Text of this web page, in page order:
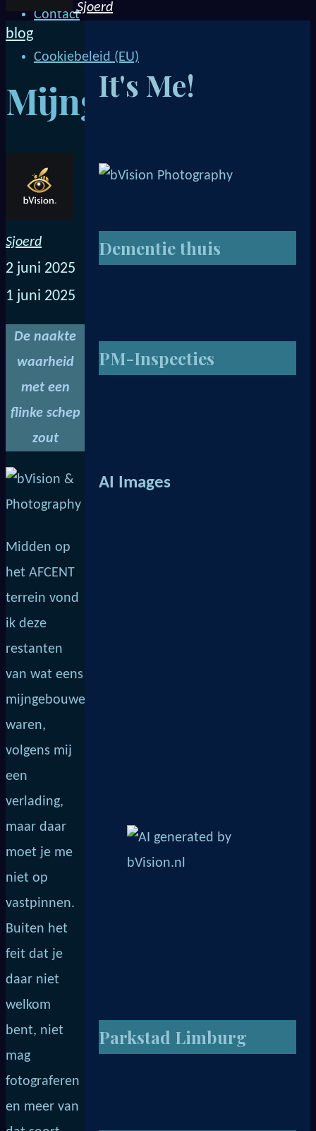
Contact
Cookiebeleid (EU)
Sjoerd
blog
Mijngebouw
Sjoerd
2 juni 2025
1 juni 2025
De naakte
waarheid
met een
flinke schep
zout
Midden op
het AFCENT
terrein vond
ik deze
restanten
van wat eens
mijngebouwen
waren,
volgens mij
een
verlading,
maar daar
moet je me
niet op
vastpinnen.
Buiten het
feit dat je
daar niet
welkom
bent, niet
mag
fotograferen
en meer van
It's Me!
Dementie thuis
PM-Inspecties
AI Images
Parkstad Limburg